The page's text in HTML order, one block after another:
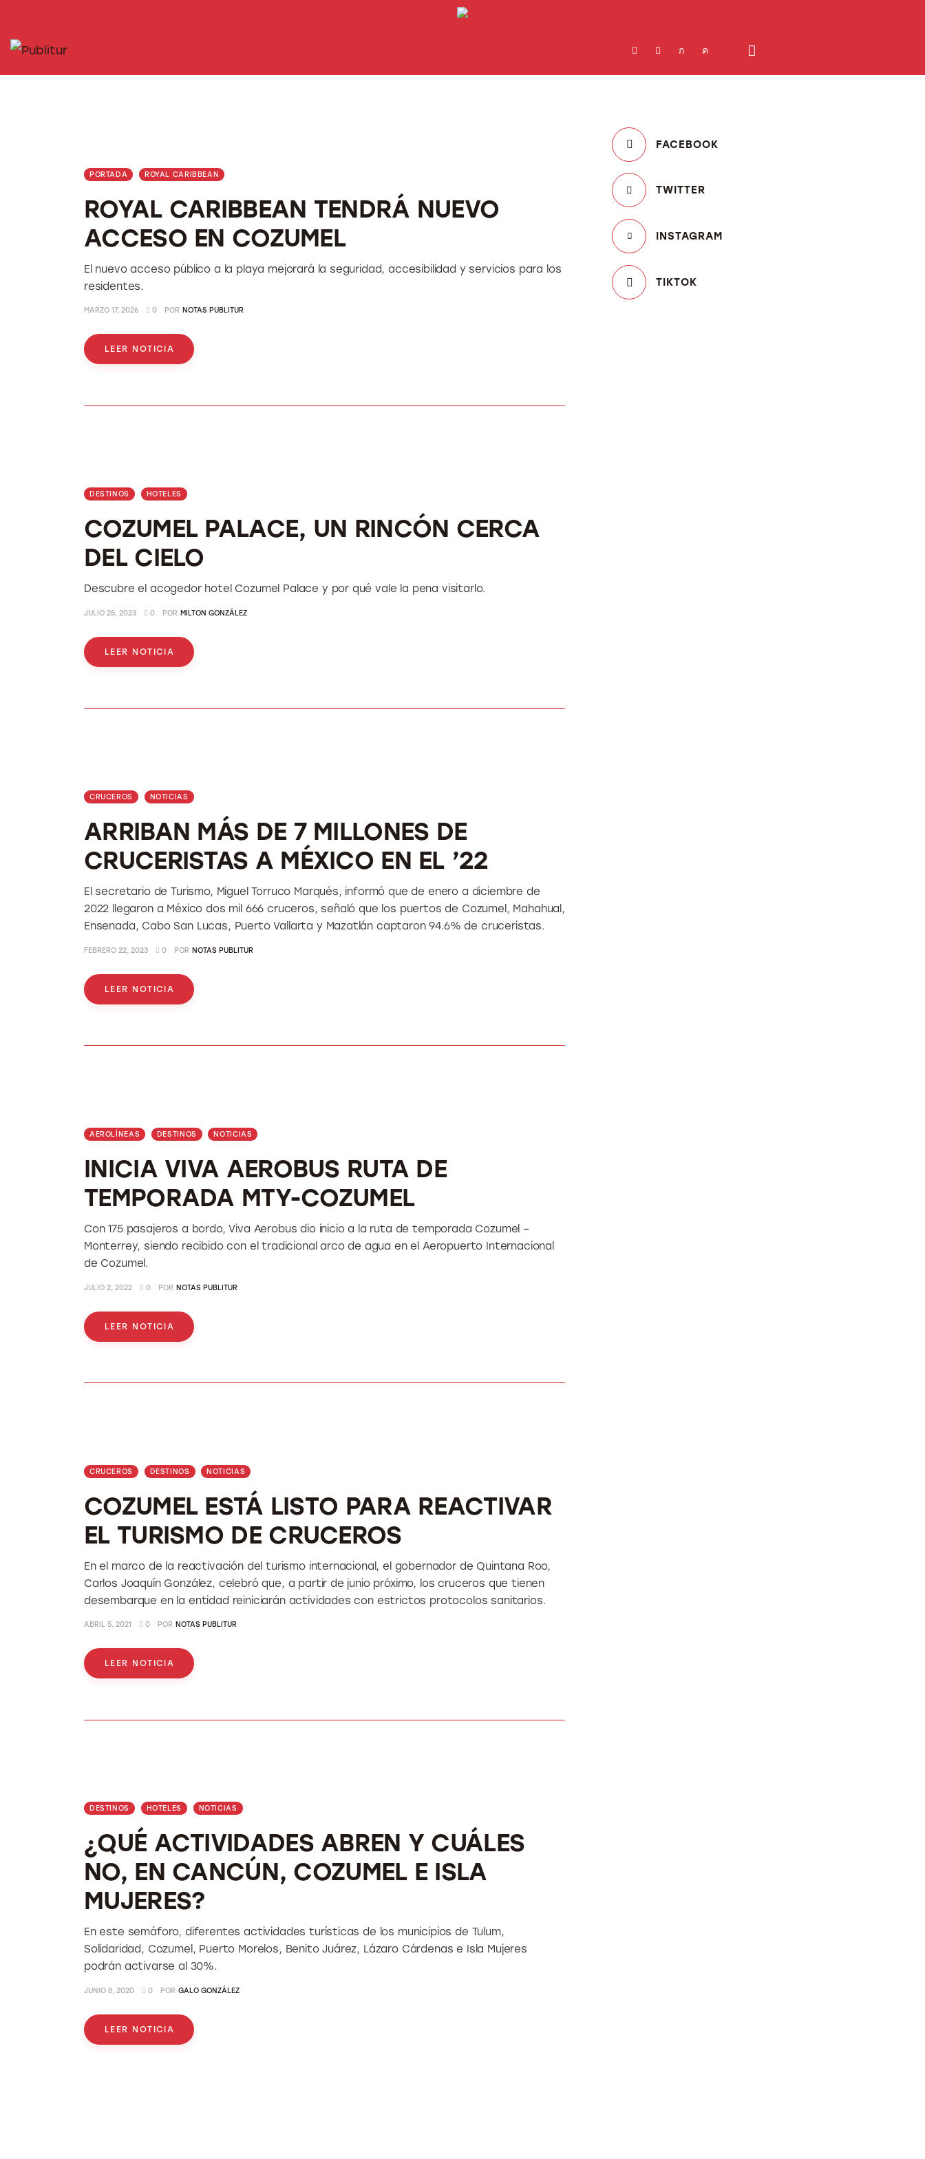
INDUSTRIA TURÍSTICA
PORTADA ROYAL CARIBBEAN
ROYAL CARIBBEAN TENDRÁ NUEVO
ACCESO EN COZUMEL
El nuevo acceso público a la playa mejorará la seguridad, accesibilidad y servicios para los
residentes.
MARZO 17, 2026 0 POR NOTAS PUBLITUR
LEER NOTICIA
DESTINOS HOTELES
COZUMEL PALACE, UN RINCÓN CERCA
DEL CIELO
Descubre el acogedor hotel Cozumel Palace y por qué vale la pena visitarlo.
JULIO 25, 2023 0 POR MILTON GONZÁLEZ
LEER NOTICIA
CRUCEROS NOTICIAS
ARRIBAN MÁS DE 7 MILLONES DE
CRUCERISTAS A MÉXICO EN EL ’22
El secretario de Turismo, Miguel Torruco Marqués, informó que de enero a diciembre de
2022 llegaron a México dos mil 666 cruceros, señaló que los puertos de Cozumel, Mahahual,
Ensenada, Cabo San Lucas, Puerto Vallarta y Mazatlán captaron 94.6% de cruceristas.
FEBRERO 22, 2023 0 POR NOTAS PUBLITUR
LEER NOTICIA
AEROLÍNEAS DESTINOS NOTICIAS
INICIA VIVA AEROBUS RUTA DE
TEMPORADA MTY-COZUMEL
Con 175 pasajeros a bordo, Viva Aerobus dio inicio a la ruta de temporada Cozumel –
Monterrey, siendo recibido con el tradicional arco de agua en el Aeropuerto Internacional
de Cozumel.
JULIO 2, 2022 0 POR NOTAS PUBLITUR
LEER NOTICIA
CRUCEROS DESTINOS NOTICIAS
COZUMEL ESTÁ LISTO PARA REACTIVAR
EL TURISMO DE CRUCEROS
En el marco de la reactivación del turismo internacional, el gobernador de Quintana Roo,
Carlos Joaquín González, celebró que, a partir de junio próximo, los cruceros que tienen
desembarque en la entidad reiniciarán actividades con estrictos protocolos sanitarios.
ABRIL 5, 2021 0 POR NOTAS PUBLITUR
LEER NOTICIA
DESTINOS HOTELES NOTICIAS
¿QUÉ ACTIVIDADES ABREN Y CUÁLES
NO, EN CANCÚN, COZUMEL E ISLA
MUJERES?
En este semáforo, diferentes actividades turísticas de los municipios de Tulum,
Solidaridad, Cozumel, Puerto Morelos, Benito Juárez, Lázaro Cárdenas e Isla Mujeres
podrán activarse al 30%.
JUNIO 8, 2020 0 POR GALO GONZÁLEZ
LEER NOTICIA
FACEBOOK
TWITTER
INSTAGRAM
TIKTOK